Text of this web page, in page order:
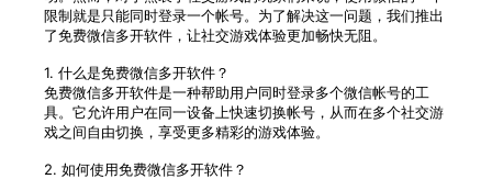
限制就是只能同时登录一个帐号。为了解决这一问题，我们推出
了免费微信多开软件，让社交游戏体验更加畅快无阻。
1. 什么是免费微信多开软件？
免费微信多开软件是一种帮助用户同时登录多个微信帐号的工
具。它允许用户在同一设备上快速切换帐号，从而在多个社交游
戏之间自由切换，享受更多精彩的游戏体验。
2. 如何使用免费微信多开软件？